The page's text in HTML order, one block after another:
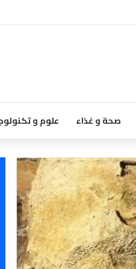
صحة و غذاء علوم و